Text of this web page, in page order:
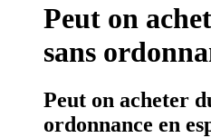
Peut on
sans
Peut on acheter
ordonnance en